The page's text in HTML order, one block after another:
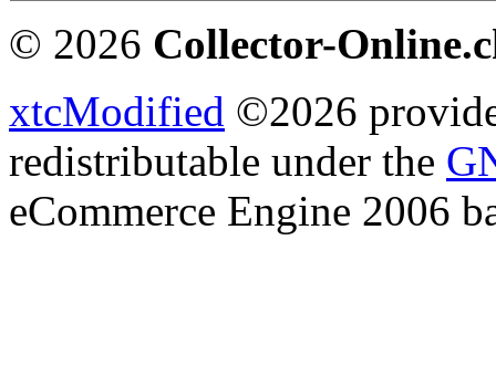
© 2026 Collector-
xtcModified ©2026
redistributable under the
eCommerce Engine 2006